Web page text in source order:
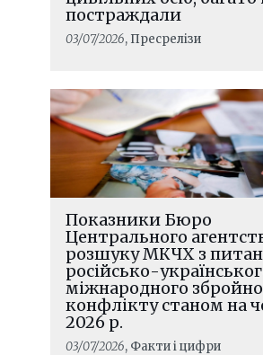
Що трапляється взимку,
зникає світло
постраждали
03/07/2026, Пресрелізи
Показники Бюро
Центрального
розшуку МКЧХ з
російсько-
міжнародного
конфлікту станом на
2026 р.
03/07/2026, Факти і цифри